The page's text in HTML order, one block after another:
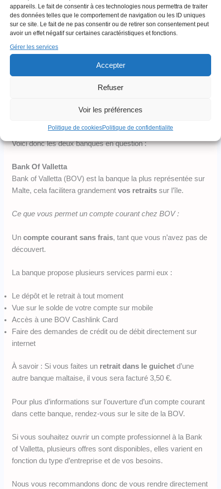
appareils. Le fait de consentir à ces technologies nous permettra de traiter
des données telles que le comportement de navigation ou les ID uniques
sur ce site. Le fait de ne pas consentir ou de retirer son consentement peut
avoir un effet négatif sur certaines caractéristiques et fonctions.
Gérer les services
Accepter
Refuser
Voir les préférences
Politique de cookiesPolitique de confidentialite
moyenne. Les tarifs exercés par les banques dites «
physiques » représentent souvent un pourcentage du retrait,
pouvant atteindre 4-5 à 6-7% en fonction des banques.
Quelles banques choisir à Malte ?
nombreuses banques sur Malte
compte à Malte, il est préférable de faire au plus simple pour
Voici donc les deux banques en question :
Bank Of Valletta
Bank of Valletta (BOV) est la banque la plus représentée sur
Malte, cela facilitera grandement vos retraitssur l’île.
Ce que vous permet un compte courant chez BOV :
Un compte courant sans frais, tant que vous n’avez pas de
découvert.
La banque propose plusieurs services parmi eux :
Le dépôt et le retrait à tout moment
Vue sur le solde de votre compte sur mobile
Accès à une BOV Cashlink Card
Faire des demandes de crédit ou de débit directement sur
internet
À savoir : Si vous faites un retrait dans le guichetd’une
autre banque maltaise, il vous sera facturé 3,50 €.
Pour plus d’informations sur l’ouverture d’un compte courant
dans cette banque, rendez-vous sur le site de la BOV.
Si vous souhaitez ouvrir un compte professionnel à la Bank
of Valletta, plusieurs offres sont disponibles, elles varient en
fonction du type d’entreprise et de vos besoins.
Nous vous recommandons donc de vous rendre directement